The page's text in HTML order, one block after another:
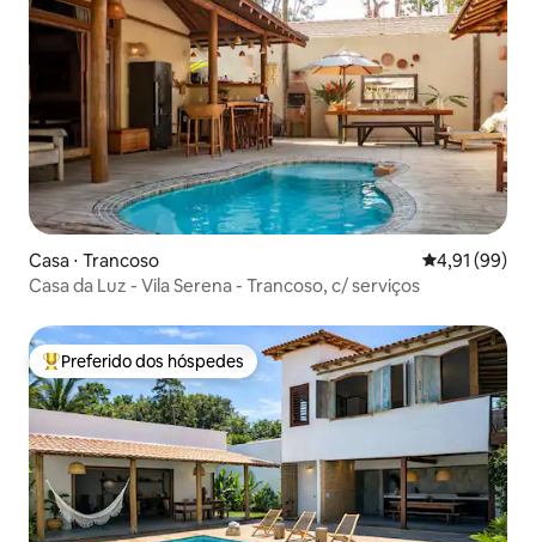
Casa ⋅ Trancoso 4,91 de uma
4,91 (99)
Casa da Luz - Vila Serena - Trancoso, c/ serviços
Entre os melhores preferidos dos hóspedes
Preferido dos hóspedes